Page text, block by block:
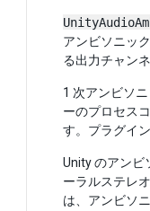
アンビソニッ
る出力チャン
1 次アンビソ
ーのプロセス
す。プラグイ
Unity のアンビ
ーラルステレ
は、アンビソ